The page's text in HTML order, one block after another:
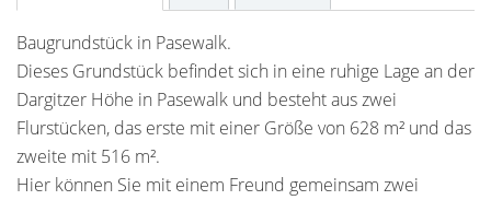
Baugrundstück in Pasewalk.
Dieses Grundstück befindet sich in eine ruhige Lage an der
Dargitzer Höhe in Pasewalk und besteht aus zwei
Flurstücken, das erste mit einer Größe von 628 m² und das
zweite mit 516 m².
Hier können Sie mit einem Freund gemeinsam zwei